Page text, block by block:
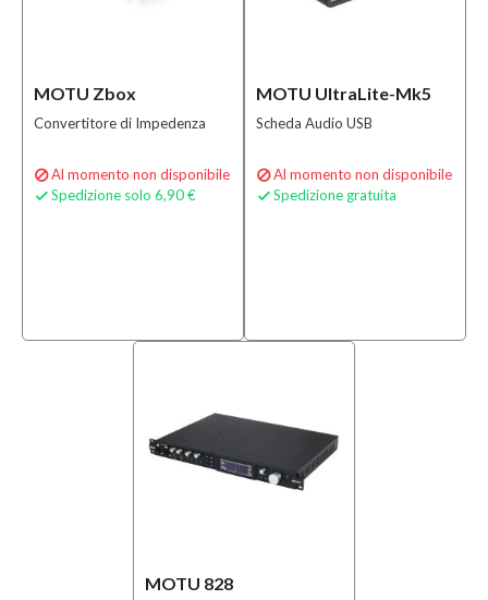
MOTU Zbox
Convertitore di Impedenza
Al momento non disponibile
 Spedizione solo 6,90 €
MOTU UltraLite-Mk5
Scheda Audio USB
Al momento non disponibile
 Spedizione gratuita
MOTU 828